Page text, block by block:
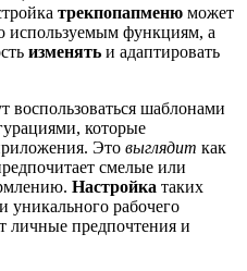
трекпопапменю может
используемым функциям, а
изменять и адаптировать
воспользоваться шаблонами
которые
Это выглядит как
смелые или
Настройка таких
уникального рабочего
личные предпочтения и